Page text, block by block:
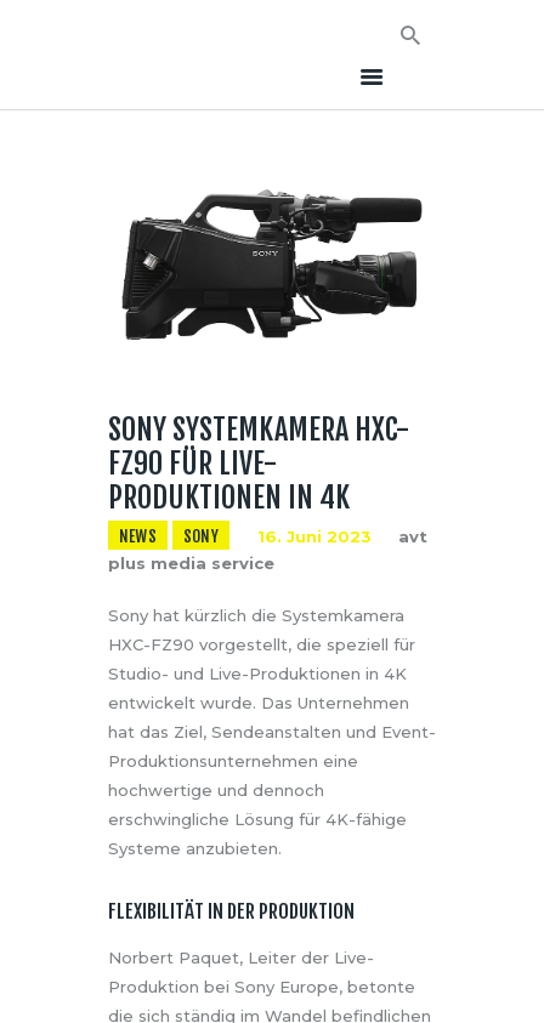
HOME
NEWS
AVT EVENTS
ÜBER AVT
SONY SYSTEMKAMERA HXC-
FZ90 FÜR LIVE-
PRODUKTIONEN IN 4K
NEWS SONY 16. Juni 2023
avt
plus media service
Sony hat kürzlich die Systemkamera
HXC-FZ90 vorgestellt, die speziell für
Studio- und Live-Produktionen in 4K
entwickelt wurde. Das Unternehmen
hat das Ziel, Sendeanstalten und Event-
Produktionsunternehmen eine
hochwertige und dennoch
erschwingliche Lösung für 4K-fähige
Systeme anzubieten.
FLEXIBILITÄT IN DER PRODUKTION
Norbert Paquet, Leiter der Live-
Produktion bei Sony Europe, betonte
die sich ständig im Wandel befindlichen